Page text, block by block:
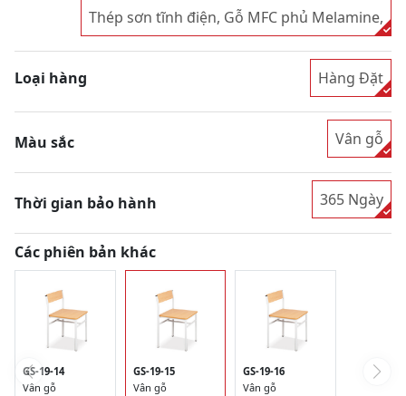
Thép sơn tĩnh điện, Gỗ MFC phủ Melamine,
Loại hàng Hàng Đặt
Màu sắc Vân gỗ
Thời gian bảo hành 365 Ngày
Các phiên bản khác
GS-19-14
Vân gỗ
GS-19-15
Vân gỗ
GS-19-16
Vân gỗ